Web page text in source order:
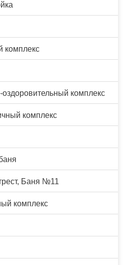
комплекс
оздоровительный комплекс
комплекс
Баня №11
комплекс